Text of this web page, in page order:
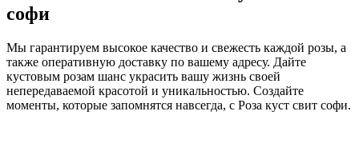
софи
Мы гарантируем высокое качество и свежесть каждой розы, а
также оперативную доставку по вашему адресу. Дайте
кустовым розам шанс украсить вашу жизнь своей
непередаваемой красотой и уникальностью. Создайте
моменты, которые запомнятся навсегда, с Роза куст свит софи.